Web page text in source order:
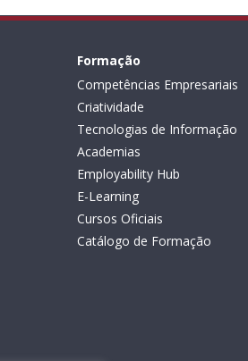
Formação
Competências Empresariais
Criatividade
Tecnologias de Informação
Academias
Employability Hub
E-Learning
Cursos Oficiais
Catálogo de Formação